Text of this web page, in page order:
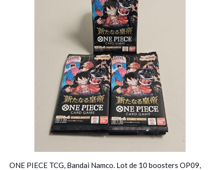
ONE PIECE TCG, Bandai Namco. Lot de 10 boosters OP09,